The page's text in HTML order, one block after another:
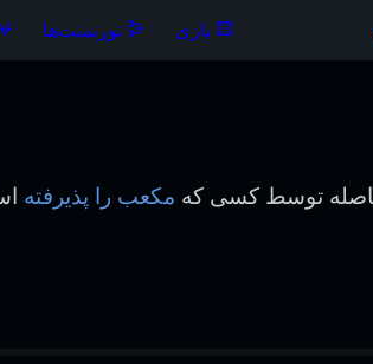
بازی تورنمنت‌ها
توسط کسی که مکعب را پذیرفته